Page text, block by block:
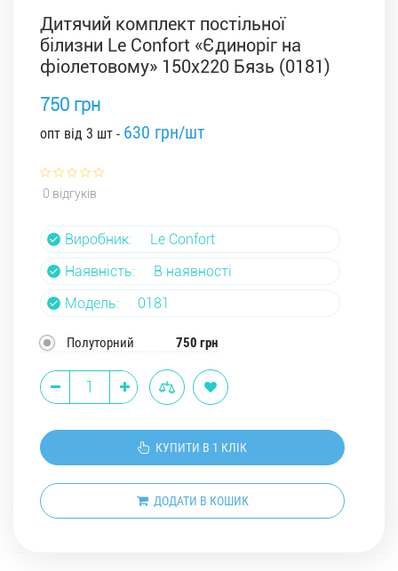
Дитячий комплект постільної
білизни Le Confort «Єдиноріг на
фіолетовому» 150x220 Бязь (0181)
750 грн
опт від 3 шт - 630 грн/шт
0 відгуків
Виробник:
Le Confort
Наявність:
В наявності
Модель:
0181
Полуторний 750 грн
КУПИТИ В 1 КЛІК
ДОДАТИ В КОШИК